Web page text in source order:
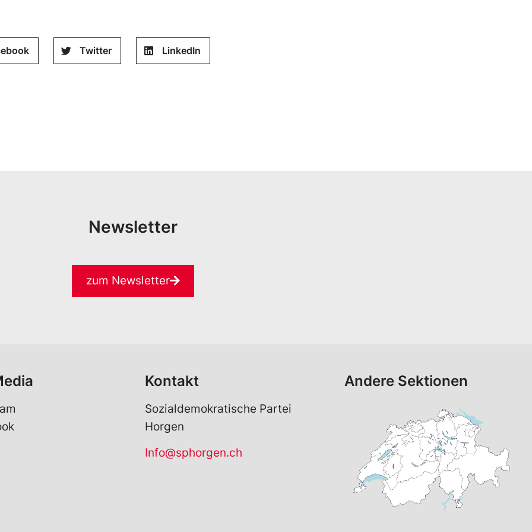
Twitter LinkedIn
Newsletter
zum Newsletter
Kontakt
Sozialdemokratische Partei
Horgen
Info@sphorgen.ch
Andere Sektionen